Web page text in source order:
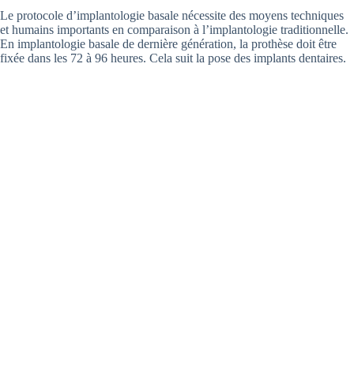
Le protocole d’implantologie basale nécessite des moyens techniques
et humains importants en comparaison à l’implantologie traditionnelle.
En implantologie basale de dernière génération, la prothèse doit être
fixée dans les 72 à 96 heures. Cela suit la pose des implants dentaires.